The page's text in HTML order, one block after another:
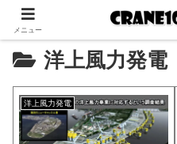
洋上風力発電
洋上風力発電
メニュー